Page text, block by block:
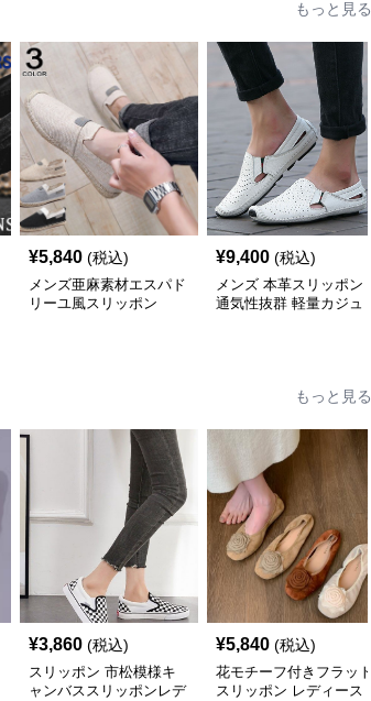
もっと見る
¥5,840 (税込)
メンズ亜麻素材エスパド
リーユ風スリッポン
¥9,400 (税込)
メンズ 本革スリッポン
通気性抜群 軽量カジュ
もっと見る
¥3,860 (税込)
スリッポン 市松模様キ
ャンバススリッポンレデ
¥5,840 (税込)
花モチーフ付きフラット
スリッポン レディース